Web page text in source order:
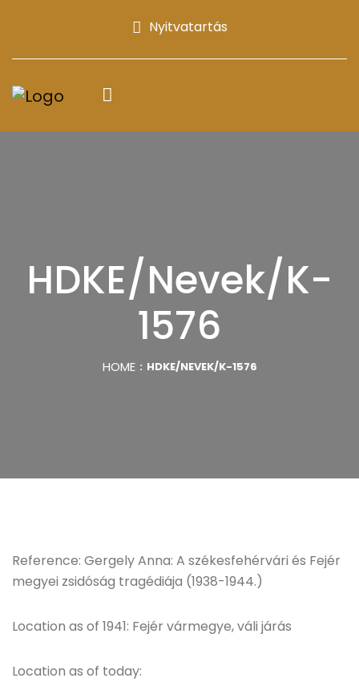
Nyitvatartás
HDKE/Nevek/K-
1576
HOME HDKE/NEVEK/K-1576
Reference: Gergely Anna: A székesfehérvári és Fejér
megyei zsidóság tragédiája (1938-1944.)
Location as of 1941: Fejér vármegye, váli járás
Location as of today: